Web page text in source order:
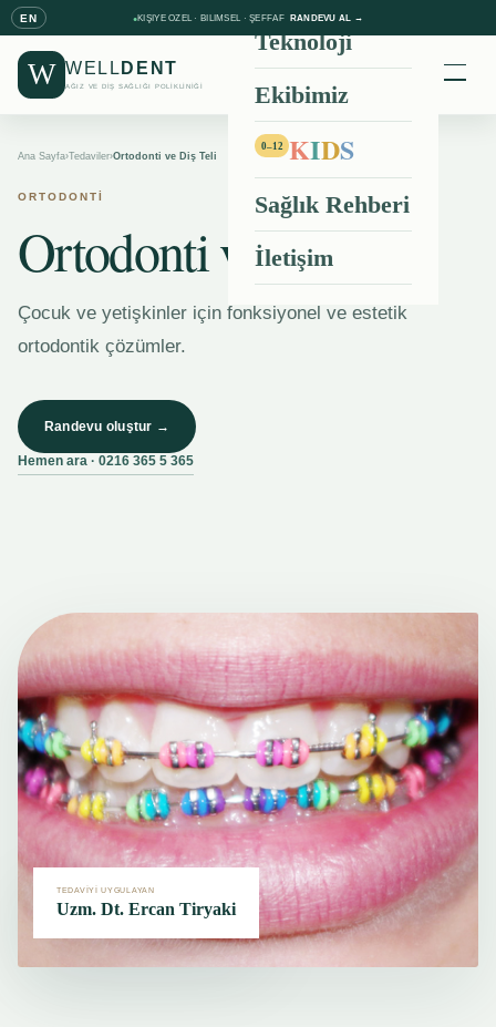
EN ●KIŞIYE ÖZEL · BILIMSEL · ŞEFFAF RANDEVU AL →
W WELL DENT
AĞIZ VE DİŞ SAĞLIĞI POLİKLİNİĞİ
Teknoloji
Ekibimiz
0–12 KIDS
Sağlık Rehberi
İletişim
Ana Sayfa›Tedaviler›Ortodonti ve Diş Teli
ORTODONTİ
Ortodonti ve Diş Teli
Çocuk ve yetişkinler için fonksiyonel ve estetik
ortodontik çözümler.
Randevu oluştur →
Hemen ara · 0216 365 5 365
TEDAVİYİ UYGULAYAN
Uzm. Dt. Ercan Tiryaki